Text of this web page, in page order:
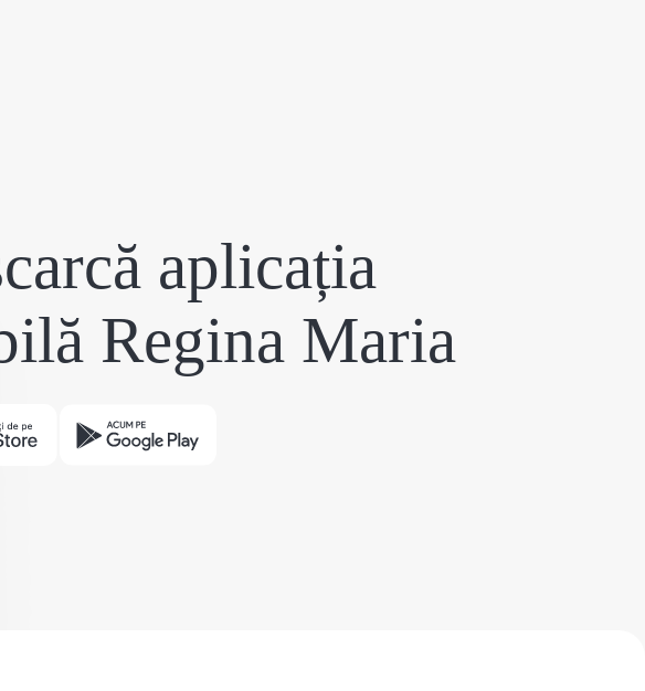
aplicația
Regina Maria